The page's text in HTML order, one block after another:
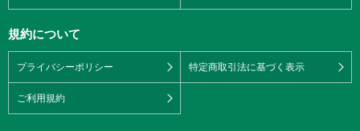
規約について
プライバシーポリシー 特定商取引法に基づく表示
ご利用規約